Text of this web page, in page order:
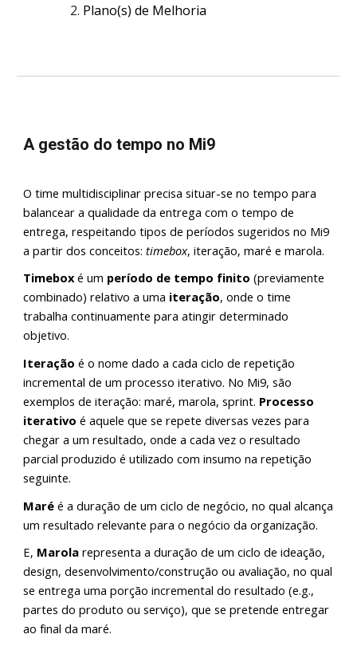
Plano(s) de Melhoria
A gestão do tempo no Mi9
O time multidisciplinar precisa situar-se no tempo para
balancear a qualidade da entrega com o tempo de
entrega, respeitando tipos de períodos sugeridos no Mi9
a partir dos conceitos: timebox, iteração, maré e marola.
Timebox é um período de tempo finito (previamente
combinado) relativo a uma iteração, onde o time
trabalha continuamente para atingir determinado
objetivo.
Iteração é o nome dado a cada ciclo de repetição
incremental de um processo iterativo. No Mi9, são
exemplos de iteração: maré, marola, sprint. Processo
iterativo é aquele que se repete diversas vezes para
chegar a um resultado, onde a cada vez o resultado
parcial produzido é utilizado com insumo na repetição
seguinte.
Maré é a duração de um ciclo de negócio, no qual alcança
um resultado relevante para o negócio da organização.
E, Marola representa a duração de um ciclo de ideação,
design, desenvolvimento/construção ou avaliação, no qual
se entrega uma porção incremental do resultado (e.g.,
partes do produto ou serviço), que se pretende entregar
ao final da maré.